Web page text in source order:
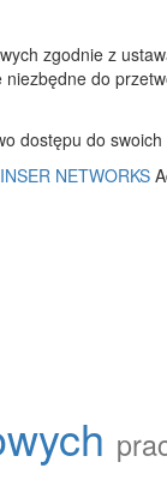
zgodnie z
do
dostępu do
NETWORKS